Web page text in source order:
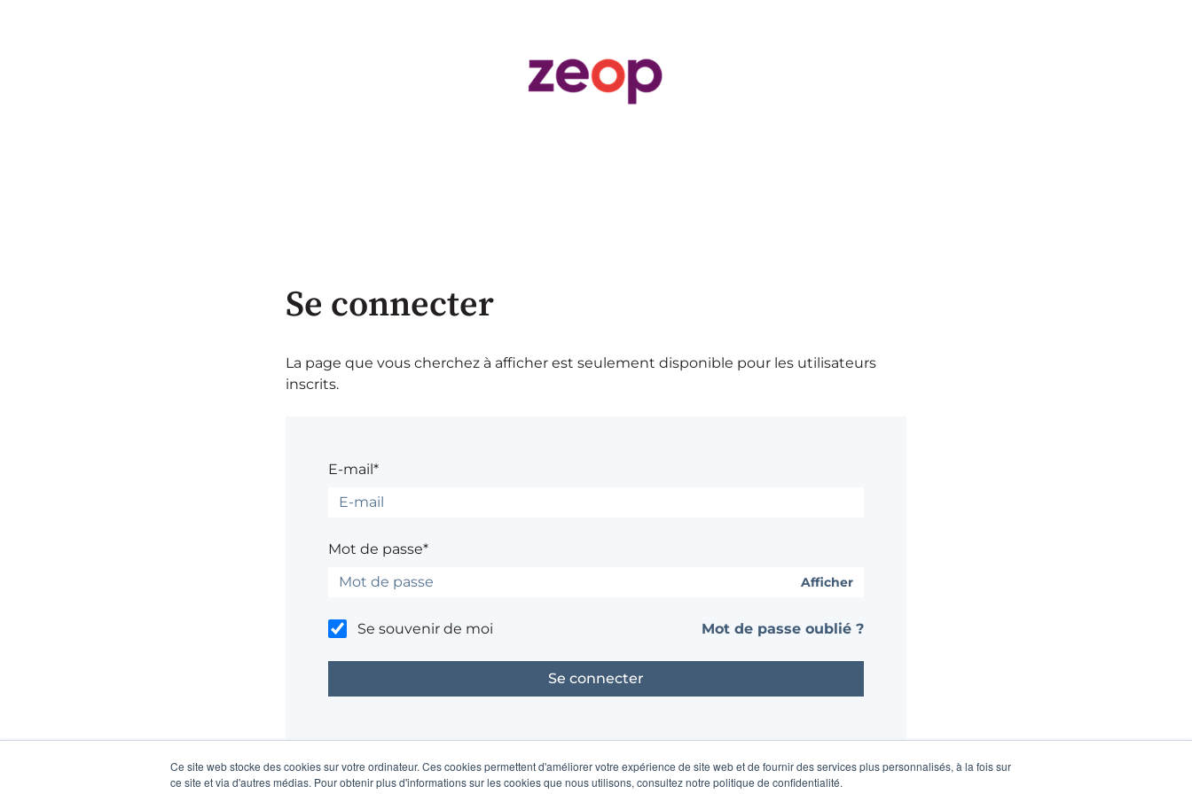
Ce site web stocke des cookies sur votre ordinateur. Ces cookies permettent d'améliorer votre expérience de site web et de fournir des services plus personnalisés, à la fois sur
ce site et via d'autres médias. Pour obtenir plus d'informations sur les cookies que nous utilisons, consultez notre politique de confidentialité.
Se connecter
La page que vous cherchez à afficher est seulement disponible pour les utilisateurs
inscrits.
E-mail*
Mot de passe*
Afficher
Se souvenir de moi Mot de passe oublié ?